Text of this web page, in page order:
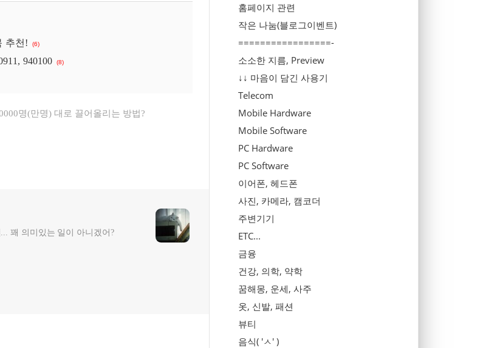
추천! (6)
940100 (8)
명(만명) 대로 끌어올리는 방법?
꽤 의미있는 일이 아니겠어?
홈페이지 관련
작은 나눔(블로그이벤트)
=================-
소소한 지름, Preview
↓↓ 마음이 담긴 사용기
Telecom
Mobile Hardware
Mobile Software
PC Hardware
PC Software
이어폰, 헤드폰
사진, 카메라, 캠코더
주변기기
ETC...
금융
건강, 의학, 약학
꿈해몽, 운세, 사주
옷, 신발, 패션
뷰티
음식( 'ㅅ' )